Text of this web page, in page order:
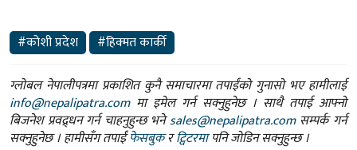
#कोशी प्रदेश
#हिक्मत कार्की
ग्लोबल नेपालीपत्रमा प्रकाशित कुनै समाचारमा तपाईंको गुनासो भए हामीलाई
info@nepalipatra.comमा इमेल गर्न सक्नुहुनेछ । साथै तपाई आफ्नो
बिजनेश प्रवद्र्धन गर्न चाहनुहुन्छ भनेsales@nepalipatra.comसम्पर्क गर्न
सक्नुहुनेछ । हामीसँग तपाईंफेसबुकरट्विटरमापनि जोडिन सक्नुहुन्छ ।